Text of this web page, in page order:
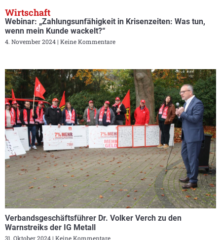
Wirtschaft
Webinar: „Zahlungsunfähigkeit in Krisenzeiten: Was tun,
wenn mein Kunde wackelt?“
4. November 2024 Keine Kommentare
Verbandsgeschäftsführer Dr. Volker Verch zu den
Warnstreiks der IG Metall
31. Oktober 2024 Keine Kommentare